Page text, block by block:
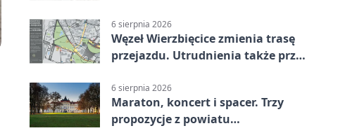
6 sierpnia 2026
Węzeł Wierzbięcice zmienia trasę
przejazdu. Utrudnienia także przy
6 sierpnia 2026
Maraton, koncert i spacer. Trzy
propozycje z powiatu